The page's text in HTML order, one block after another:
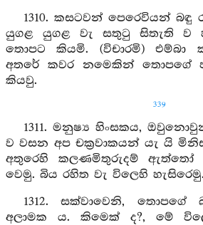
1310. කසටවන් පෙරෙවියන්
යුගළ යුගළ වැ සතුටු සිතැති ව
තොපට කියමි. (විචාරමි)
අතරේ කවර නමෙකින් තොපගේ
කියවු.
339
1311. මනුෂ්‍ය හිංසකය,
ව වසන අප චක්‍රවාකයන් යැ යි
අතුරෙහි කලණමිතුරුදම් ඇත්තෝ
වෙමු. බිය රහිත වැ විලෙහි හැසිරෙමු.
1312. සක්වාවෙනි, තොපගේ
අලාමක ය. කිමෙක් ද?, මේ